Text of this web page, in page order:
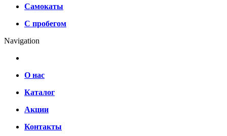
Самокаты
С пробегом
Navigation
О нас
Каталог
Акции
Контакты